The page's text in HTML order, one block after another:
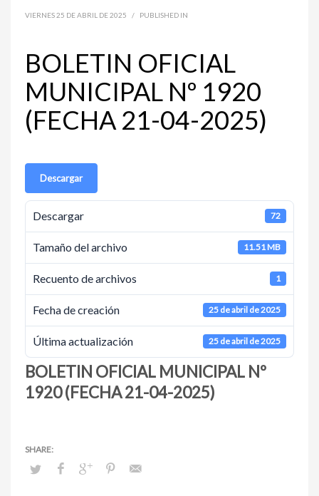
VIERNES 25 DE ABRIL DE 2025 / PUBLISHED IN
BOLETIN OFICIAL
MUNICIPAL Nº 1920
(FECHA 21-04-2025)
Descargar
Descargar 72
Tamaño del archivo 11.51 MB
Recuento de archivos 1
Fecha de creación 25 de abril de 2025
Última actualización 25 de abril de 2025
BOLETIN OFICIAL MUNICIPAL Nº
1920 (FECHA 21-04-2025)